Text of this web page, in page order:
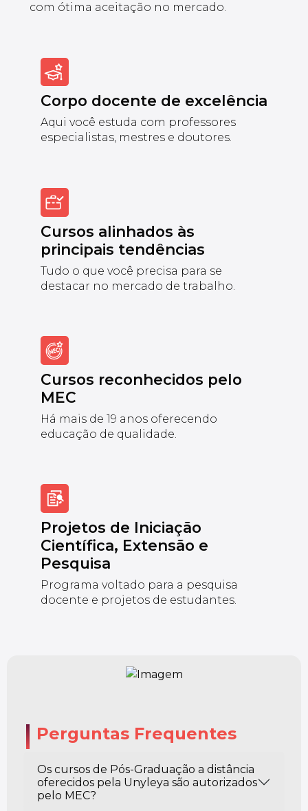
com ótima aceitação no mercado.
Corpo docente de excelência
Aqui você estuda com professores
especialistas, mestres e doutores.
Cursos alinhados às
principais tendências
Tudo o que você precisa para se
destacar no mercado de trabalho.
Cursos reconhecidos pelo
MEC
Há mais de 19 anos oferecendo
educação de qualidade.
Projetos de Iniciação
Científica, Extensão e
Pesquisa
Programa voltado para a pesquisa
docente e projetos de estudantes.
Perguntas Frequentes
Os cursos de Pós-Graduação a distância
oferecidos pela Unyleya são autorizados
pelo MEC?